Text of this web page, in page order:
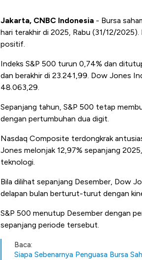
Jakarta, CNBC Indonesia - Bursa
hari terakhir di 2025, Rabu (31/12/
positif.
Indeks S&P 500 turun 0,74% dan
dan berakhir di 23.241,99. Dow Jones
48.063,29.
Sepanjang tahun, S&P 500 tetap
dengan pertumbuhan dua digit.
Nasdaq Composite terdongkrak
Jones melonjak 12,97% sepanjang
teknologi.
Bila dilihat sepanjang Desember, Dow
delapan bulan berturut-turut dengan
S&P 500 menutup Desember dengan
sepanjang periode tersebut.
Baca:
Siapa Sebenarnya Penguasa Bursa